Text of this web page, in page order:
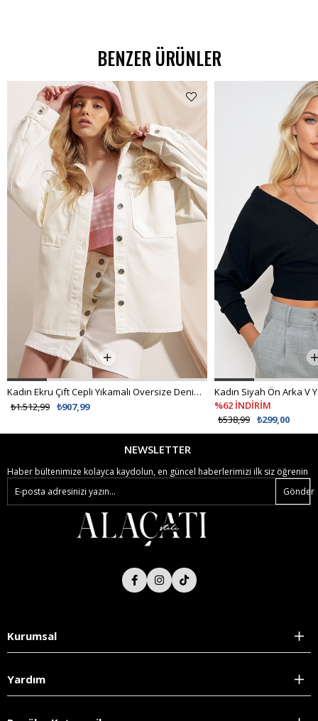
BENZER ÜRÜNLER
Kadın Ekru Çift Cepli Yıkamalı Oversize Denim Ceket ALC-X8152
₺907,99
₺1.512,99
%62 İNDİRİM
₺299,00
₺538,99
NEWSLETTER
Haber bültenimize kolayca kaydolun, en güncel haberlerimizi ilk siz öğrenin
Gönder
Kurumsal
Yardım